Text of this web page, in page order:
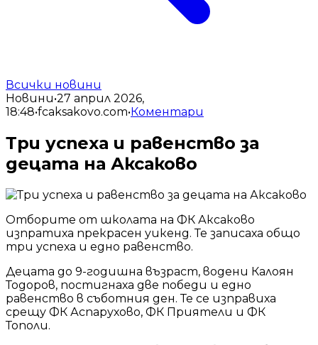
Всички новини
Новини•27 април 2026,
18:48•fcaksakovo.com•Коментари
Три успеха и равенство за
децата на Аксаково
Отборите от школата на ФК Аксаково
изпратиха прекрасен уикенд. Те записаха общо
три успеха и едно равенство.
Децата до 9-годишна възраст, водени Калоян
Тодоров, постигнаха две победи и едно
равенство в съботния ден. Те се изправиха
срещу ФК Аспарухово, ФК Приятели и ФК
Тополи.